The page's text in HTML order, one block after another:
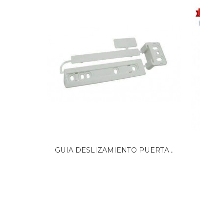
ARISTON, F076526 869990765260 WMD
ARISTON, F076527 869990765270 WMG
ARISTON, F076744 869990767440 WMD
ARISTON, F076758 869990767580 WMSF
ARISTON, F076935 869990769350 WMG
ARISTON, F077007 869990770070 WMG
ARISTON, F077410 869990774100 WMG
ARISTON, F077639 869990776390 MVC
ARISTON, F077640 869990776400 WMF
ARISTON, F077644 869990776440 WMG
ARISTON, F077646 869990776460 WML
ARISTON, F077667 869990776670 WMG
GUIA DESLIZAMIENTO PUERTA...